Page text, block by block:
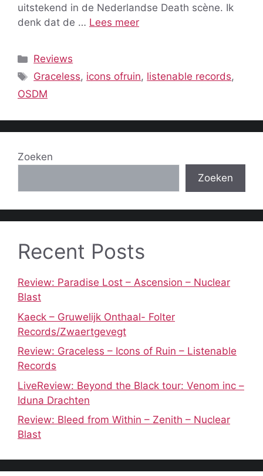
uitstekend in de Nederlandse Death scène. Ik
denk dat de … Lees meer
Categorieën
Reviews
Tags
Graceless, icons ofruin, listenable records,
OSDM
Zoeken
Zoeken
Recent Posts
Review: Paradise Lost – Ascension – Nuclear
Blast
Kaeck – Gruwelijk Onthaal- Folter
Records/Zwaertgevegt
Review: Graceless – Icons of Ruin – Listenable
Records
LiveReview: Beyond the Black tour: Venom inc –
Iduna Drachten
Review: Bleed from Within – Zenith – Nuclear
Blast